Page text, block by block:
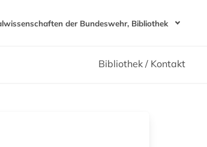
der Bundeswehr, Bibliothek
Bibliothek / Kontakt